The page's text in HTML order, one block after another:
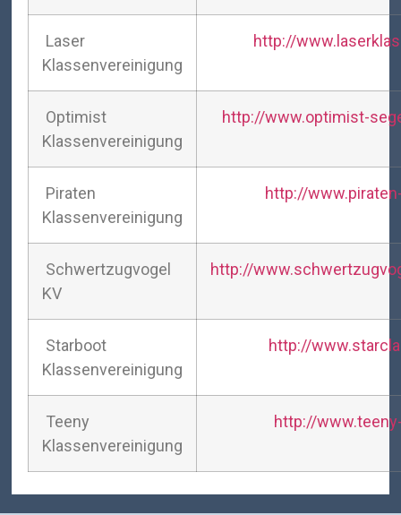
Laser
Klassenvereinigung
http://
Optimist
Klassenvereinigung
http://www.optimist-
Piraten
Klassenvereinigung
http://
Schwertzugvogel
KV
http://
Starboot
Klassenvereinigung
http://
Teeny
Klassenvereinigung
http://